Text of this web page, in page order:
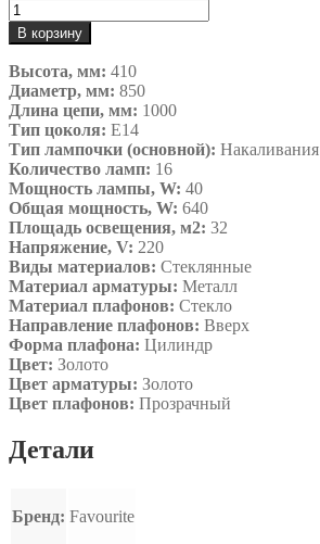
В корзину
Высота, мм: 410
Диаметр, мм: 850
Длина цепи, мм: 1000
Тип цоколя: Е14
Тип лампочки (основной): Накаливания
Количество ламп: 16
Мощность лампы, W: 40
Общая мощность, W: 640
Площадь освещения, м2: 32
Напряжение, V: 220
Виды материалов: Стеклянные
Материал арматуры: Металл
Материал плафонов: Стекло
Направление плафонов: Вверх
Форма плафона: Цилиндр
Цвет: Золото
Цвет арматуры: Золото
Цвет плафонов: Прозрачный
Детали
Бренд: Favourite